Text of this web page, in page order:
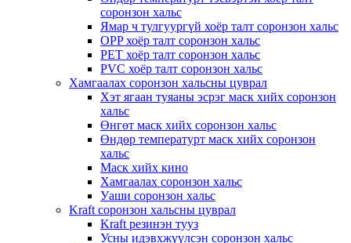
соронзон хальс
Ямар ч тулгуургүй хоёр талт соронзон хальс
OPP хоёр талт соронзон хальс
PET хоёр талт соронзон хальс
PVC хоёр талт соронзон хальс
Хамгаалах соронзон хальсны цуврал
Хэт ягаан туяаны эсрэг маск хийх соронзон
хальс
Өнгөт маск хийх соронзон хальс
Өндөр температурт маск хийх соронзон
хальс
Маск хийх кино
Хамгаалах соронзон хальс
Уаши соронзон хальс
Kraft соронзон хальсны цуврал
Kraft резинэн тууз
Усны идэвхжүүлсэн соронзон хальс